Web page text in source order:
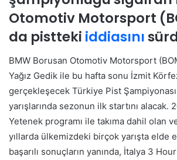
Otomotiv Motorsport
da pistteki iddiasını
BMW Borusan Otomotiv Motorsport
Yağız Gedik ile bu hafta sonu İzmit
gerçekleşecek Türkiye Pist Şampiyonası
yarışlarında sezonun ilk startını alacak.
Yetenek programı ile takıma dahil olan
yıllarda ülkemizdeki birçok yarışta elde
başarılı sonuçların yanında, İtalya 3